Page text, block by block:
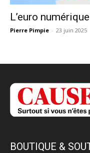
L’euro
Pierre Pimpie - 23 juin 2025
BOUTIQUE &